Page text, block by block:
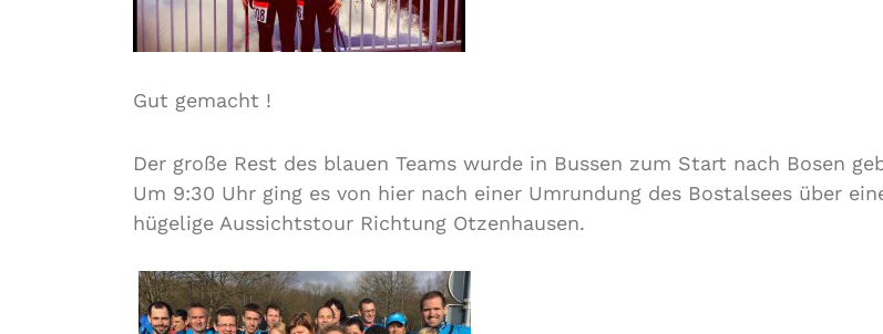
Gut gemacht !
Der große Rest des blauen Teams wurde in Bussen zum Start nach Bosen
Um 9:30 Uhr ging es von hier nach einer Umrundung des Bostalsees über
hügelige Aussichtstour Richtung Otzenhausen.